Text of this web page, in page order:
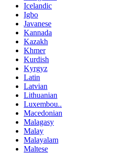
Icelandic
Igbo
Javanese
Kannada
Kazakh
Khmer
Kurdish
Kyrgyz
Latin
Latvian
Lithuanian
Luxembou..
Macedonian
Malagasy
Malay
Malayalam
Maltese